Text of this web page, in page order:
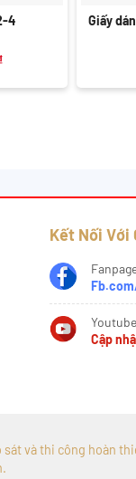
4 Giấy
Kết Nối Với
Cập
sát và thi công hoàn